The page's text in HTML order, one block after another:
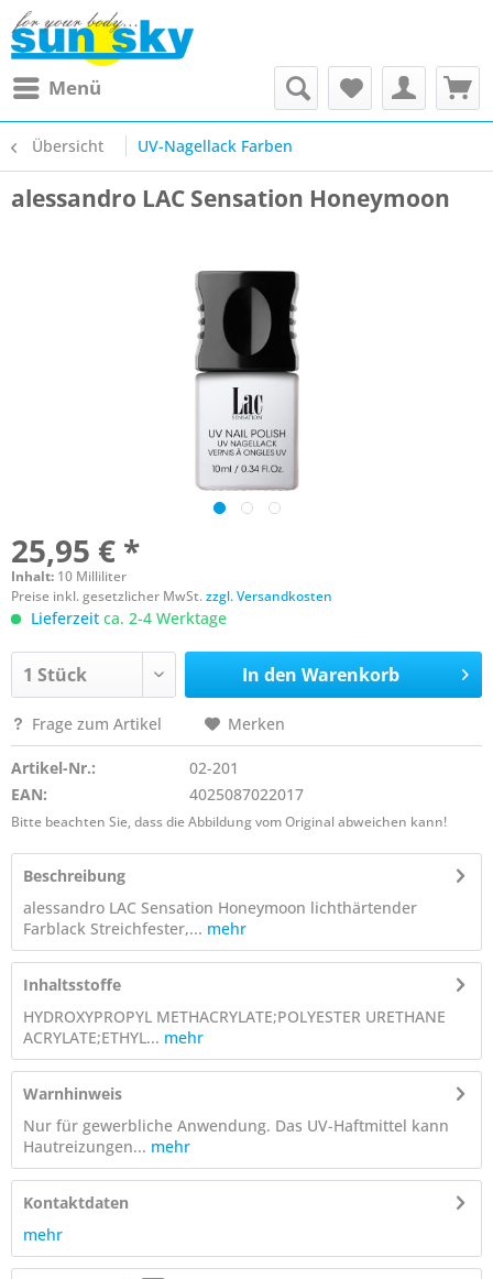
Menü
Übersicht UV-Nagellack Farben
alessandro LAC Sensation Honeymoon
25,95 € *
Inhalt: 10 Milliliter
Preise inkl. gesetzlicher MwSt.zzgl. Versandkosten
Lieferzeit ca. 2-4 Werktage
In den Warenkorb
Frage zum Artikel Merken
Artikel-Nr.:
02-201
EAN:
4025087022017
Bitte beachten Sie, dass die Abbildung vom Original abweichen kann!
Beschreibung
alessandro LAC Sensation Honeymoon lichthärtender
Farblack Streichfester,... mehr
Inhaltsstoffe
HYDROXYPROPYL METHACRYLATE;POLYESTER URETHANE
ACRYLATE;ETHYL... mehr
Warnhinweis
Nur für gewerbliche Anwendung. Das UV-Haftmittel kann
Hautreizungen... mehr
Kontaktdaten
mehr